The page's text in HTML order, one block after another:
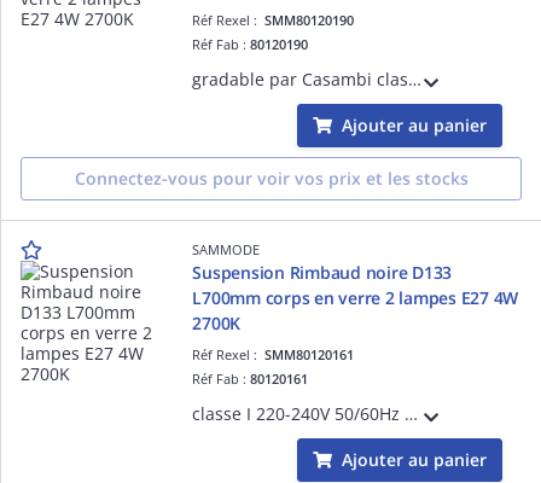
Réf Rexel :SMM80120190
Réf Fab :80120190
gradable par Casambi classe I 220-240V 50/60Hz Ta 30°C IP66/IP68/IP69K IK07 garantie 5 ans bandeaux à grenouillère inox marine 316L équipé de 3m de câble 3G1,5 2 grilles brise-flux inox réflecteur Petrol
Ajouter au panier
Connectez-vous pour voir vos prix et les stocks
SAMMODE
Suspension Rimbaud noire D133
L700mm corps en verre 2 lampes E27 4W
2700K
Réf Rexel :SMM80120161
Réf Fab :80120161
classe I 220-240V 50/60Hz Ta 30°C IP66/IP68/IP69K IK07 garantie 5 ans bandeaux à grenouillère inox marine 316L équipé de 3m de câble 3G1,5 2 grilles brise-flux noires réflecteur Brass
Ajouter au panier